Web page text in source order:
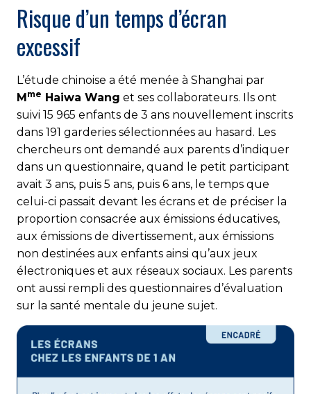
Risque d’un temps d’écran
excessif
L’étude chinoise a été menée à Shanghai par
Mme Haiwa Wang et ses collaborateurs. Ils ont
suivi 15 965 enfants de 3 ans nouvellement inscrits
dans 191 garderies sélectionnées au hasard. Les
chercheurs ont demandé aux parents d’indiquer
dans un questionnaire, quand le petit participant
avait 3 ans, puis 5 ans, puis 6 ans, le temps que
celui-ci passait devant les écrans et de préciser la
proportion consacrée aux émissions éducatives,
aux émissions de divertissement, aux émissions
non destinées aux enfants ainsi qu’aux jeux
électroniques et aux réseaux sociaux. Les parents
ont aussi rempli des question­naires d’évaluation
sur la santé mentale du jeune sujet.